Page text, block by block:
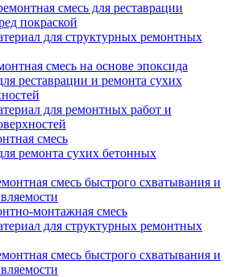
смесь для реставрации
покраской
для структурных ремонтных
смесь на основе эпоксида
реставрации и ремонта сухих
для ремонтных работ и
смесь
ремонта сухих бетонных
смесь быстрого схватывания и
монтажная смесь
для структурных ремонтных
смесь быстрого схватывания и